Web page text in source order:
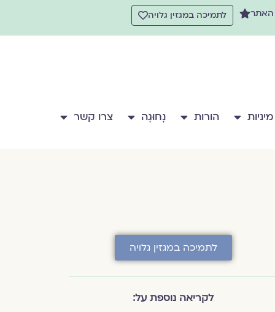
האתר לתמיכה במגזין גלויה
מיניות הורות נָחוּגָה צרו קשר
לתמיכה במגזין גלויה
לקריאה נוספת על: